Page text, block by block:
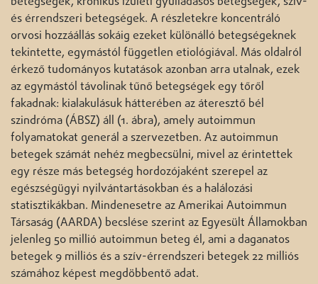
és érrendszeri betegségek. A részletekre koncentráló
orvosi hozzáállás sokáig ezeket különálló betegségeknek
tekintette, egymástól független etiológiával. Más oldalról
érkező tudományos kutatások azonban arra utalnak, ezek
az egymástól távolinak tűnő betegségek egy tőről
fakadnak: kialakulásuk hátterében az áteresztő bél
szindróma (ÁBSZ) áll (1. ábra), amely autoimmun
folyamatokat generál a szervezetben. Az autoimmun
betegek számát nehéz megbecsülni, mivel az érintettek
egy része más betegség hordozójaként szerepel az
egészségügyi nyilvántartásokban és a halálozási
statisztikákban. Mindenesetre az Amerikai Autoimmun
Társaság (AARDA) becslése szerint az Egyesült Államokban
jelenleg 50 millió autoimmun beteg él, ami a daganatos
betegek 9 milliós és a szív-érrendszeri betegek 22 milliós
számához képest megdöbbentő adat.